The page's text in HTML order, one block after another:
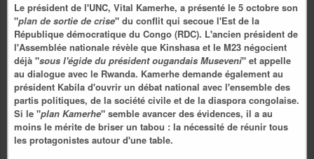
Le président de l'UNC, Vital Kamerhe, a présenté le 5 octobre son
"plan de sortie de crise" du conflit qui secoue l'Est de la
République démocratique du Congo (RDC). L'ancien président de
l'Assemblée nationale révèle que Kinshasa et le M23 négocient
déjà "sous l'égide du président ougandais Museveni" et appelle
au dialogue avec le Rwanda. Kamerhe demande également au
président Kabila d'ouvrir un débat national avec l'ensemble des
partis politiques, de la société civile et de la diaspora congolaise.
Si le "plan Kamerhe" semble avancer des évidences, il a au
moins le mérite de briser un tabou : la nécessité de réunir tous
les protagonistes autour d'une table.